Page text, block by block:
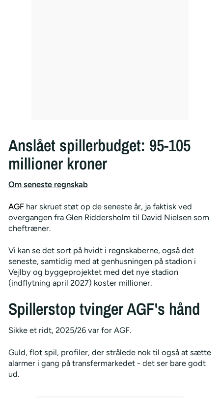
Anslået spillerbudget: 95-105
millioner kroner
Om seneste regnskab
AGFhar skruet støt op de seneste år, ja faktisk ved
overgangen fra Glen Riddersholm til David Nielsen som
cheftræner.
Vi kan se det sort på hvidt i regnskaberne, også det
seneste, samtidig med at genhusningen på stadion i
Vejlby og byggeprojektet med det nye stadion
(indflytning april 2027) koster millioner.
Spillerstop tvinger AGF's hånd
Sikke et ridt, 2025/26 var for AGF.
Guld, flot spil, profiler, der strålede nok til også at sætte
alarmer i gang på transfermarkedet - det ser bare godt
ud.